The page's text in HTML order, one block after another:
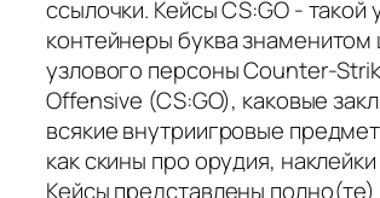
ссылочки. Кейсы CS:GO - такой
контейнеры буква знаменитом
узлового персоны Counter-
Offensive (CS:GO), каковые
всякие внутриигровые
как скины про орудия,
Кейсы представлены